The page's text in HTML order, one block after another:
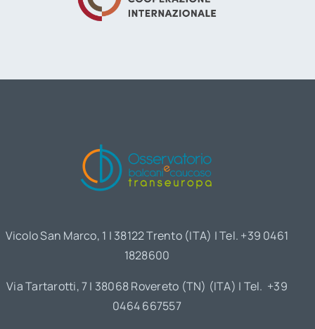
Vicolo San Marco, 1 | 38122 Trento (ITA) | Tel. +39 0461
1828600
Via Tartarotti, 7 | 38068 Rovereto (TN) (ITA) | Tel. +39
0464 667557